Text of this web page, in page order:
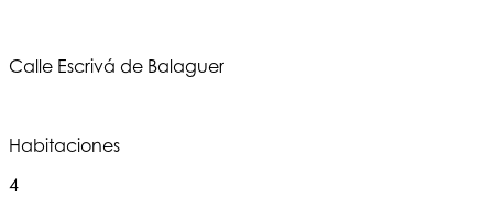
Calle Escrivá de Balaguer
Habitaciones
4